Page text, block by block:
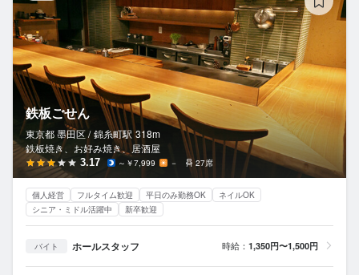
鉄板ごせん
東京都 墨田区 / 錦糸町駅 318m
鉄板焼き、お好み焼き、居酒屋
3.17 ～￥7,999 － 27席
個人経営 フルタイム歓迎 平日のみ勤務OK
ネイルOK
シニア・ミドル活躍中
新卒歓迎
バイト ホールスタッフ 時給： 1,350円〜1,500円